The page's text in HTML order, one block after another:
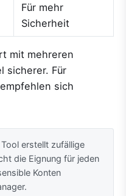
Für mehr
Sicherheit
mit mehreren
sicherer. Für
sich
erstellt zufällige
die Eignung für jeden
Konten